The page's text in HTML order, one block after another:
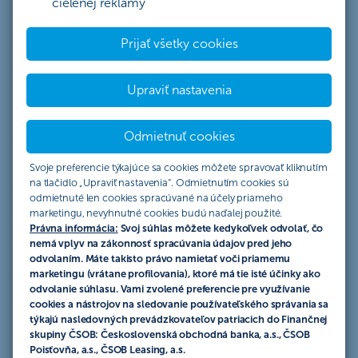
Prijať všetky cookies
Upraviť nastavenia
Odmietnuť cookies
Svoje preferencie týkajúce sa cookies môžete spravovať kliknutím
na tlačidlo „Upraviť nastavenia“. Odmietnutím cookies sú
odmietnuté len cookies spracúvané na účely priameho
marketingu, nevyhnutné cookies budú naďalej použité.
Právna informácia: Svoj súhlas môžete kedykoľvek odvolať, čo
nemá vplyv na zákonnosť spracúvania údajov pred jeho
odvolaním. Máte takisto právo namietať voči priamemu
marketingu (vrátane profilovania), ktoré má tie isté účinky ako
odvolanie súhlasu. Vami zvolené preferencie pre využívanie
cookies a nástrojov na sledovanie používateľského správania sa
týkajú nasledovných prevádzkovateľov patriacich do Finančnej
skupiny ČSOB: Československá obchodná banka, a.s., ČSOB
Poisťovňa, a.s., ČSOB Leasing, a.s.
Dokumenty
O nás
Kariéra
Pomáhame a podporujeme
Blog
Prístupnosť
Udržateľnosť